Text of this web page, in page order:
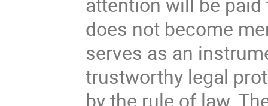
does not become
serves as an
trustworthy legal
by the rule of law.